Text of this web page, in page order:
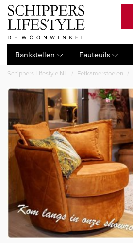
Bankstellen Fauteuils
Schippers Lifestyle NL Eetkamerstoelen